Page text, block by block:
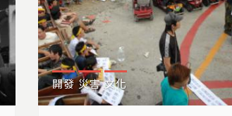
開發 災害 文化